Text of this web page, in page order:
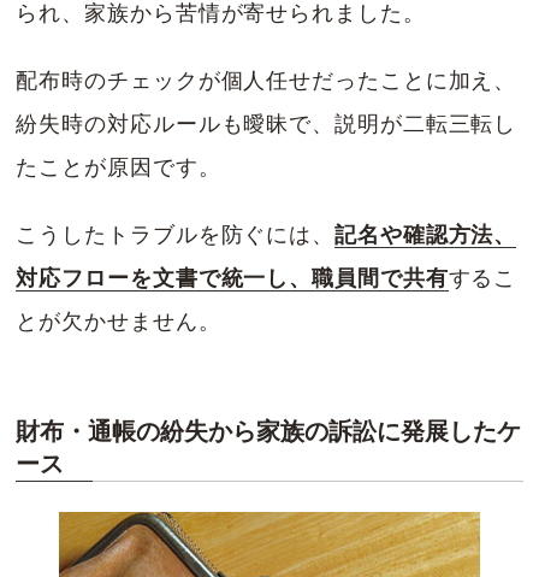
られ、家族から苦情が寄せられました。
配布時のチェックが個人任せだったことに加え、
紛失時の対応ルールも曖昧で、説明が二転三転し
たことが原因です。
こうしたトラブルを防ぐには、記名や確認方法、
対応フローを文書で統一し、職員間で共有するこ
とが欠かせません。
財布・通帳の紛失から家族の訴訟に発展したケ
ース